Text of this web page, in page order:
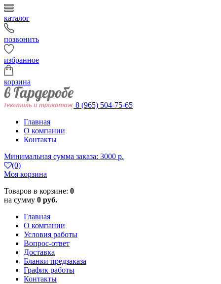
каталог
позвонить
избранное
корзина
8 (965) 504-75-65
Главная
О компании
Контакты
Минимальная сумма заказа: 3000 р.
(0)
Моя корзина
Товаров в корзине: 0
на сумму 0 руб.
Главная
О компании
Условия работы
Вопрос-ответ
Доставка
Бланки предзаказа
График работы
Контакты